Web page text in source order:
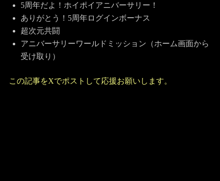
5周年だよ！ホイポイアニバーサリー！
ありがとう！5周年ログインボーナス
超次元共闘
アニバーサリーワールドミッション（ホーム画面から
受け取り）
この記事をXでポストして応援お願いします。